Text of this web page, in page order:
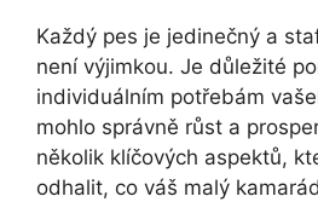
Každý pes je jedinečný a
není výjimkou. Je důležité
individuálním potřebám
mohlo správně růst a
několik klíčových aspektů,
odhalit, co váš malý